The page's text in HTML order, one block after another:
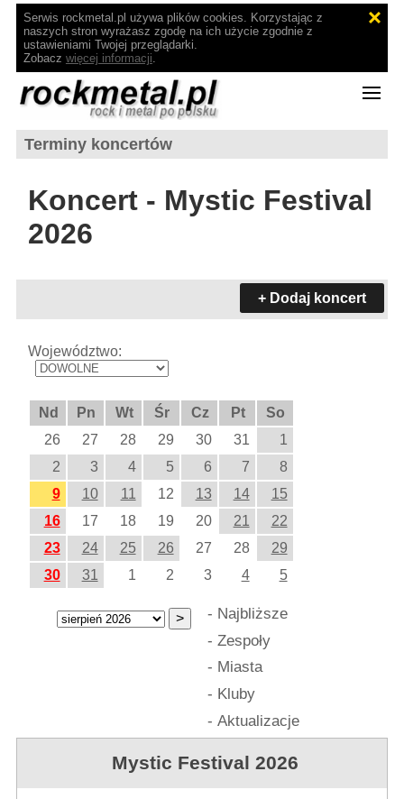
Serwis rockmetal.pl używa plików cookies. Korzystając z
naszych stron wyrażasz zgodę na ich użycie zgodnie z
ustawieniami Twojej przeglądarki.
Zobacz więcej informacji.
Terminy koncertów
Koncert - Mystic Festival
2026
+ Dodaj koncert
Województwo:
Nd Pn Wt Śr Cz Pt
So
26
27 28 29 30 31
1
2
3 4 5 6 7
8
9
10 11 12 13 14
15
16
17 18 19 20 21
22
23
24 25 26 27 28
29
30
31 1 2 3 4 5
- Najbliższe
- Zespoły
- Miasta
- Kluby
- Aktualizacje
Mystic Festival 2026